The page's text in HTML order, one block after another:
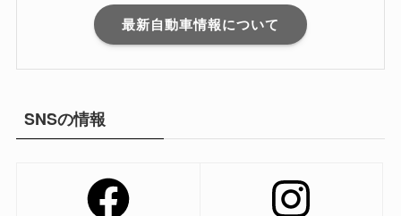
最新自動車情報について
SNSの情報